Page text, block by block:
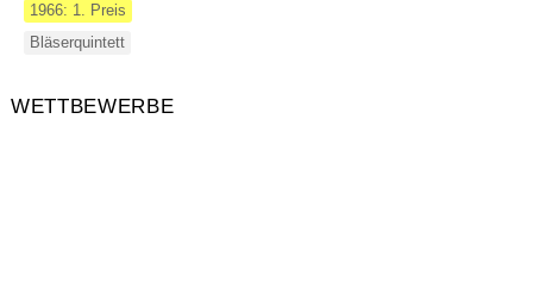
1966: 1. Preis
Bläserquintett
WETTBEWERBE